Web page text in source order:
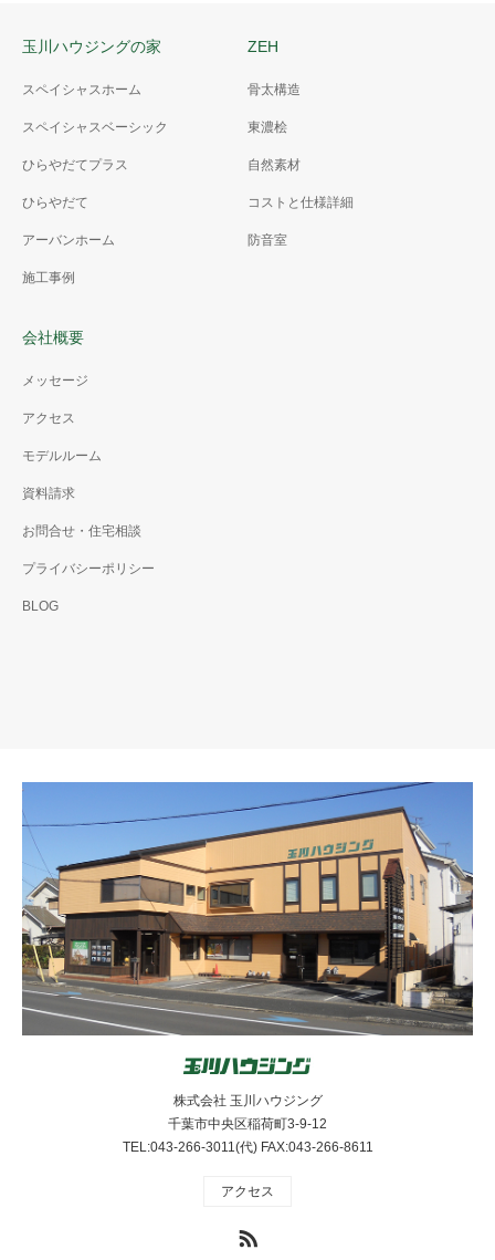
玉川ハウジングの家
スペイシャスホーム
スペイシャスベーシック
ひらやだてプラス
ひらやだて
アーバンホーム
施工事例
ZEH
骨太構造
東濃桧
自然素材
コストと仕様詳細
防音室
会社概要
メッセージ
アクセス
モデルルーム
資料請求
お問合せ・住宅相談
プライバシーポリシー
BLOG
株式会社 玉川ハウジング
千葉市中央区稲荷町3-9-12
TEL:043-266-3011(代) FAX:043-266-8611
アクセス